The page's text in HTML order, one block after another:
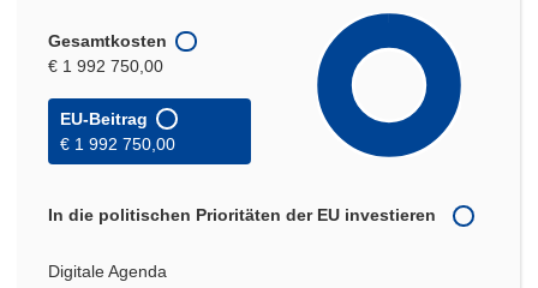
Gesamtkosten
€ 1 992 750,00
EU-Beitrag
€ 1 992 750,00
In die politischen Prioritäten der EU investieren
Digitale Agenda